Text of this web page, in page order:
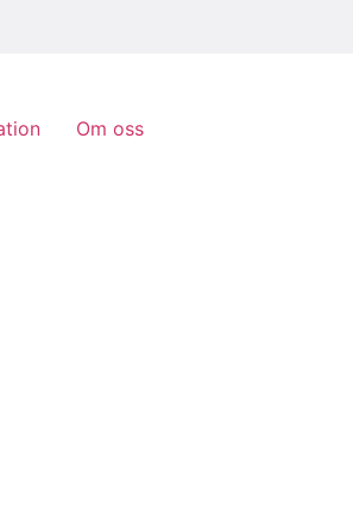
Om oss